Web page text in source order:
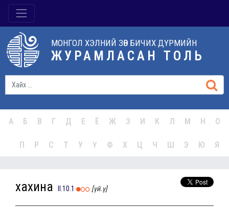
МОНГОЛ ХЭЛНИЙ ЗӨВ БИЧИХ ДҮРМИЙН
ЖУРАМЛАСАН ТОЛЬ
А Б В Г Д Е Ё Ж З И К Л М Н О
П Р С Т У Ү Ф Х Ц Ч Ш Э Ю Я
хахина II.10.1 [үй.ү]